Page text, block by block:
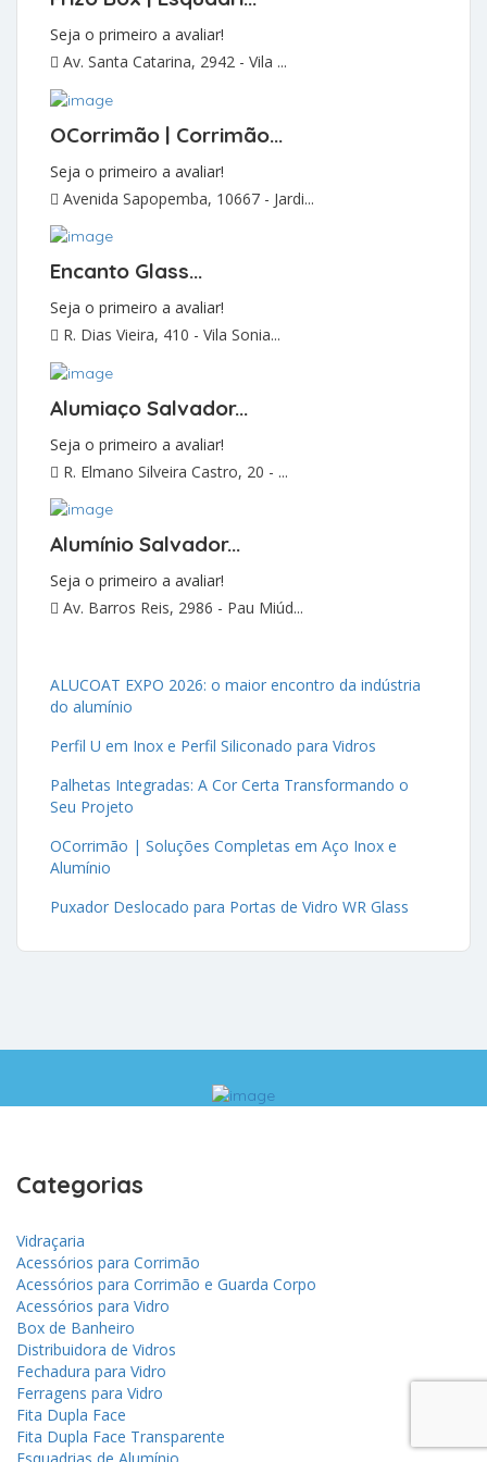
Seja o primeiro a avaliar!
Av. Santa Catarina, 2942 - Vila ...
OCorrimão | Corrimão...
Seja o primeiro a avaliar!
Avenida Sapopemba, 10667 - Jardi...
Encanto Glass...
Seja o primeiro a avaliar!
R. Dias Vieira, 410 - Vila Sonia...
Alumiaço Salvador...
Seja o primeiro a avaliar!
R. Elmano Silveira Castro, 20 - ...
Alumínio Salvador...
Seja o primeiro a avaliar!
Av. Barros Reis, 2986 - Pau Miúd...
ALUCOAT EXPO 2026: o maior encontro da indústria
do alumínio
Perfil U em Inox e Perfil Siliconado para Vidros
Palhetas Integradas: A Cor Certa Transformando o
Seu Projeto
OCorrimão | Soluções Completas em Aço Inox e
Alumínio
Puxador Deslocado para Portas de Vidro WR Glass
Categorias
Vidraçaria
Acessórios para Corrimão
Acessórios para Corrimão e Guarda Corpo
Acessórios para Vidro
Box de Banheiro
Distribuidora de Vidros
Fechadura para Vidro
Ferragens para Vidro
Fita Dupla Face
Fita Dupla Face Transparente
Esquadrias de Alumínio